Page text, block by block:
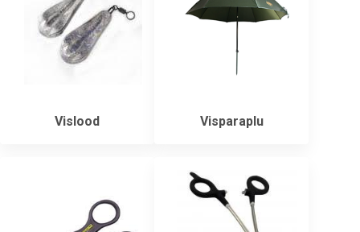
Vislood Visparaplu